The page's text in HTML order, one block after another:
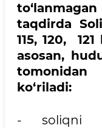
taqdirda
115, 120,
asosan,
ko‘riladi:
- soliqni